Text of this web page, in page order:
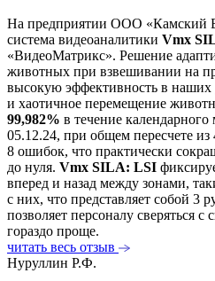
На предприятии ООО «Камский
система видеоаналитики Vmx
«ВидеоМатрикс». Решение
животных при взвешивании на
высокую эффективность в наших
и хаотичное перемещение
99,982% в течение календарного
05.12.24, при общем пересчете
8 ошибок, что практически
до нуля. Vmx SILA: LSI
вперед и назад между зонами,
с них, что представляет собой 3
позволяет персоналу сверяться с
гораздо проще.
читать весь отзыв
Нуруллин Р.Ф.